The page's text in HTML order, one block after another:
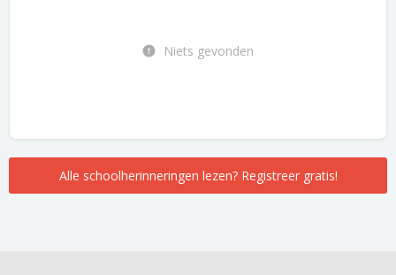
Niets gevonden
Alle schoolherinneringen lezen? Registreer gratis!